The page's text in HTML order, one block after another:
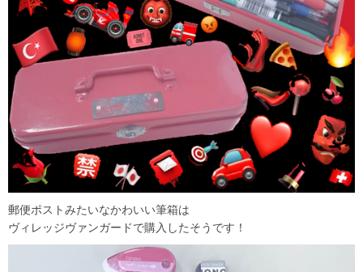
郵便ポストみたいなかわいい筆箱は
ヴィレッジヴァンガードで購入したそうです！